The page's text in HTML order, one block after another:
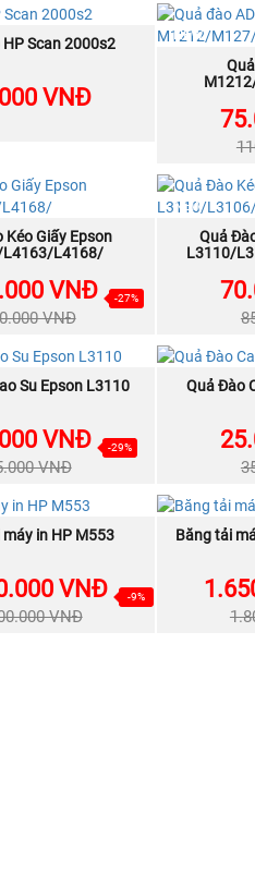
NGAY
Scan 2000s2
VNĐ
NEW
NGAY
Kéo Giấy Epson
L4163/L4168/
VNĐ
VNĐ
-27%
NEW
Quả
L3110/
NGAY
Su Epson L3110
VNĐ
VNĐ
-29%
NEW
Quả Đào
NGAY
in HP M553
VNĐ
VNĐ
-9%
NEW
Băng tải